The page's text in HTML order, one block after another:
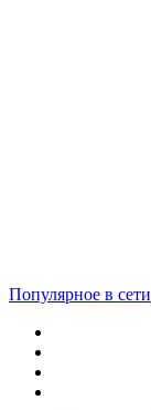
Популярное в сети